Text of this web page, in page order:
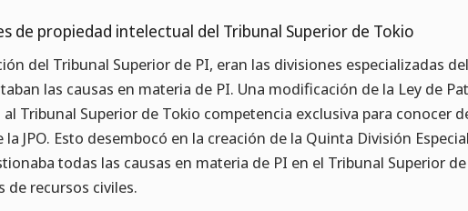
de propiedad intelectual del Tribunal Superior de Tokio
del Tribunal Superior de PI, eran las divisiones especializadas
las causas en materia de PI. Una modificación de la Ley de
Tribunal Superior de Tokio competencia exclusiva para conocer
la JPO. Esto desembocó en la creación de la Quinta División
todas las causas en materia de PI en el Tribunal Superior
de recursos civiles.